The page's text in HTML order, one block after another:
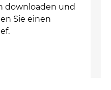
downloaden und
Sie einen